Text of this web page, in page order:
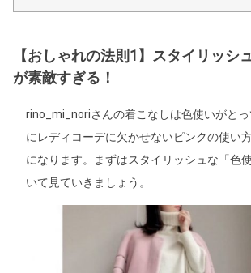
【おしゃれの法則1】スタイリッシ
が素敵すぎる！
rino_mi_noriさんの着こなしは色使いがと
にレディコーデに欠かせないピンクの使い
になります。まずはスタイリッシュな「色
いて見ていきましょう。